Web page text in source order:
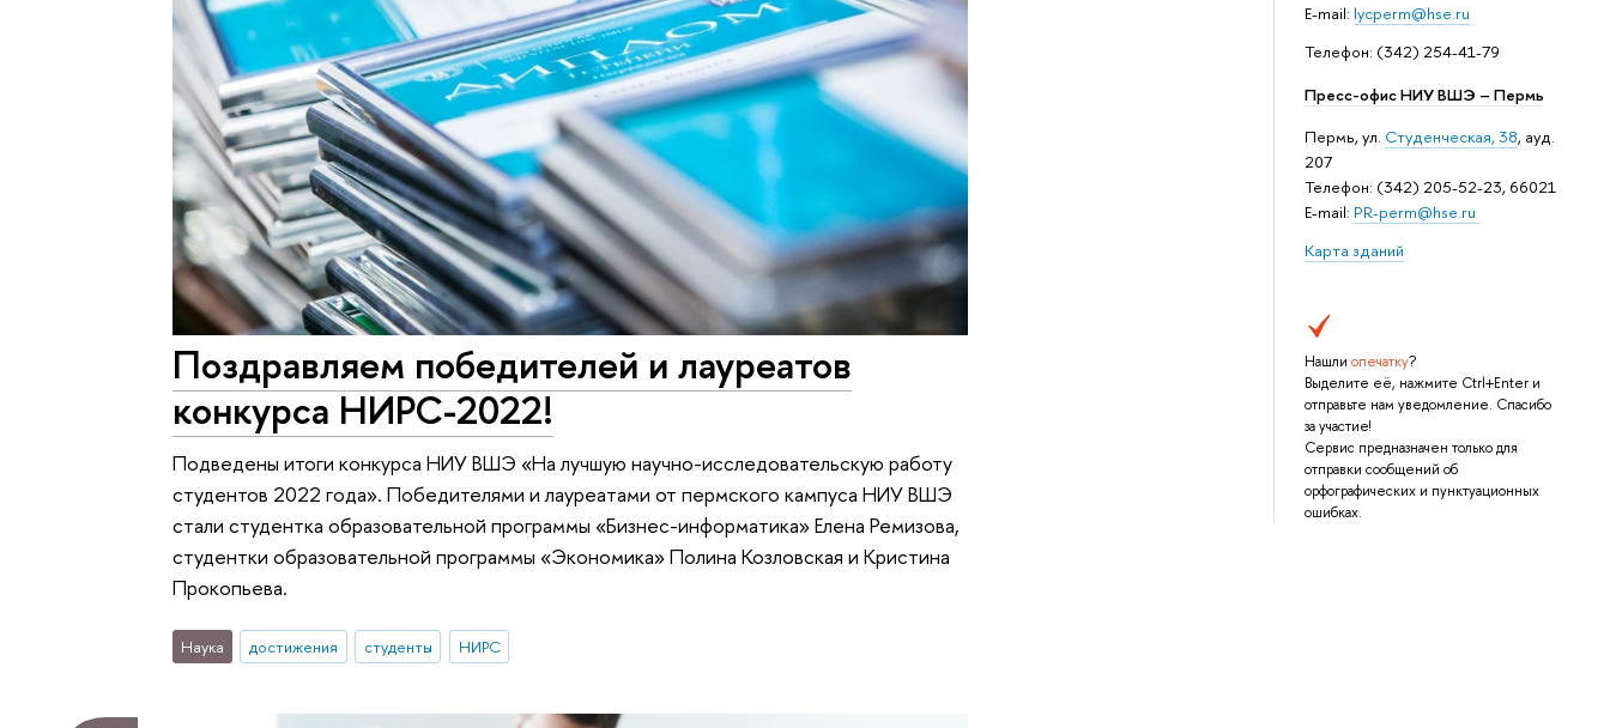
E-mail: lycperm@hse.ru
Телефон: (342) 254-41-79
Пресс-офис НИУ ВШЭ – Пермь
Пермь, ул. Студенческая, 38, ауд.
207
Телефон: (342) 205-52-23, 66021
E-mail: PR-perm@hse.ru
Карта зданий
Нашли опечатку?
Выделите её, нажмите Ctrl+Enter и
отправьте нам уведомление. Спасибо
за участие!
Сервис предназначен только для
отправки сообщений об
орфографических и пунктуационных
ошибках.
Поздравляем победителей и лауреатов
конкурса НИРС-2022!
Подведены итоги конкурса НИУ ВШЭ «На лучшую научно-исследовательскую работу
студентов 2022 года». Победителями и лауреатами от пермского кампуса НИУ ВШЭ
стали студентка образовательной программы «Бизнес-информатика» Елена Ремизова,
студентки образовательной программы «Экономика» Полина Козловская и Кристина
Прокопьева.
Наука достижения студенты НИРС